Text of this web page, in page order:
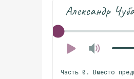
Александр
Часть 0. Вместо